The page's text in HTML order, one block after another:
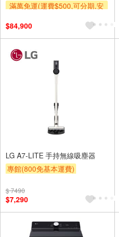
滿萬免運(運費$500,可分期,安
及使用6期以上分期0利率,需付
基本安裝運費)
贈壁掛架
$84,900
LG A7-LITE 手持無線吸塵器
專館(800免基本運費)
$ 7490
$7,290